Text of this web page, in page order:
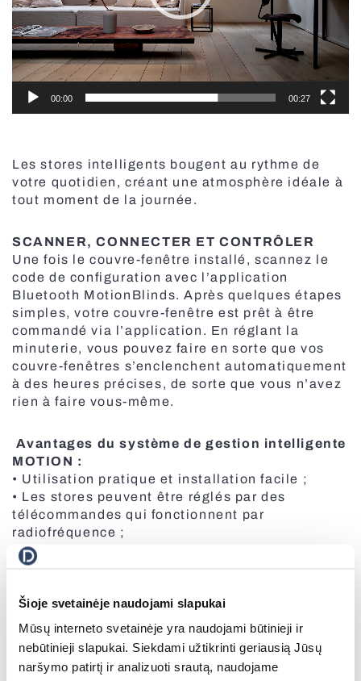
Šioje svetainėje naudojami slapukai
Mūsų interneto svetainėje yra naudojami būtinieji ir
nebūtinieji slapukai. Siekdami užtikrinti geriausią Jūsų
naršymo patirtį ir analizuoti srautą, naudojame
Stores de style scandinave
Stores verticaux
Stores de sécurité
Portes coupe-feu
Toutes les portes
00:00 00:27
Les stores intelligents bougent au rythme de
votre quotidien, créant une atmosphère idéale à
tout moment de la journée.
SCANNER, CONNECTER ET CONTRÔLER
Une fois le couvre-fenêtre installé, scannez le
code de configuration avec l’application
Bluetooth MotionBlinds. Après quelques étapes
simples, votre couvre-fenêtre est prêt à être
commandé via l’application. En réglant la
minuterie, vous pouvez faire en sorte que vos
couvre-fenêtres s’enclenchent automatiquement
à des heures précises, de sorte que vous n’avez
rien à faire vous-même.
Avantages du système de gestion intelligente
MOTION :
• Utilisation pratique et installation facile ;
• Les stores peuvent être réglés par des
télécommandes qui fonctionnent par
radiofréquence ;
• Le programme peut également être contrôlé
par un smartphone via Wi-Fi (le pont Wi-Fi de
l’application MOTION) ;
• Le programme MOTION n’est compatible
qu’avec les volets roulants motorisés qui
fonctionnent sur la fréquence radio ;
• Compatible avec d’autres systèmes